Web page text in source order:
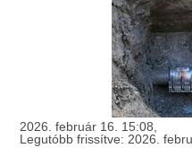
2026. február 16. 15:08,
Legutóbb frissítve: 2026.